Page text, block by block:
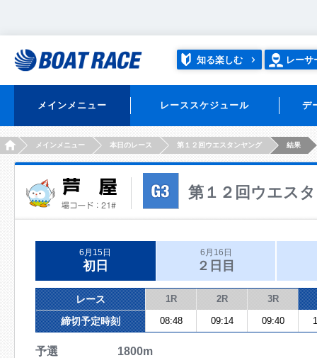
知る楽しむ レーサ
メインメニュー レーススケジュール デ
HOMEメインメニュー 本日のレース 第１２回ウエスタンヤング 結果
第１２回ウエス
6月15日
初日
6月16日
２日目
レース 1R 2R 3R
締切予定時刻 08:48 09:14 09:40
予選 1800m